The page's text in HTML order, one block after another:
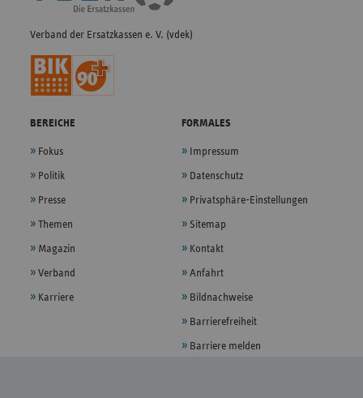
Verband der Ersatzkassen e. V. (vdek)
BEREICHE
Fokus
Politik
Presse
Themen
Magazin
Verband
Karriere
FORMALES
Impressum
Datenschutz
Privatsphäre-Einstellungen
Sitemap
Kontakt
Anfahrt
Bildnachweise
Barrierefreiheit
Barriere melden